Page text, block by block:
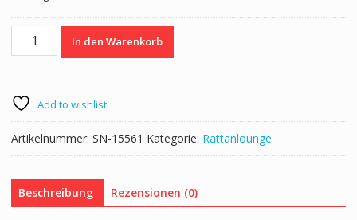
Sonneninsel
In den Warenkorb
Add to wishlist
Artikelnummer: SN-15561 Kategorie: Rattanlounge
Beschreibung Rezensionen (0)